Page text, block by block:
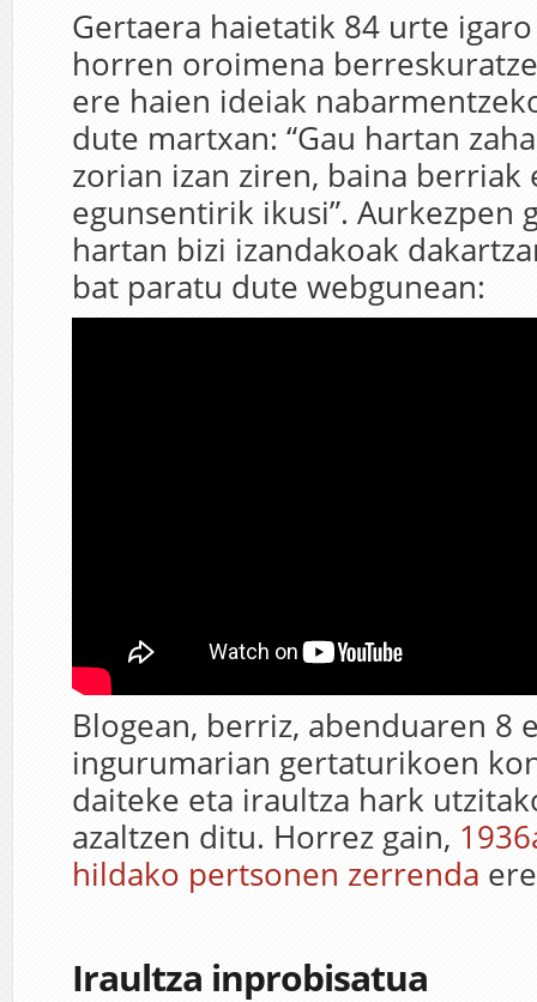
Gertaera haietatik 84 urte
horren oroimena
ere haien ideiak
dute martxan: “Gau hartan
zorian izan ziren, baina berriak
egunsentirik ikusi”. Aurkezpen
hartan bizi izandakoak
bat paratu dute webgunean:
Blogean, berriz, abenduaren 8
ingurumarian gertaturikoen
daiteke eta iraultza hark
azaltzen ditu. Horrez gain,
hildako pertsonen zerrenda
Iraultza inprobisatua